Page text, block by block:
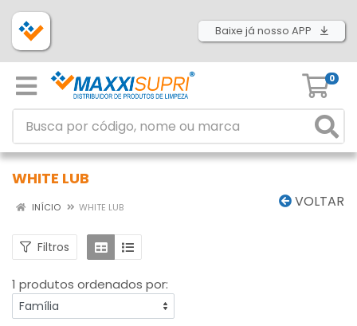
Baixe já nosso APP
0
WHITE LUB
VOLTAR
INÍCIO WHITE LUB
Filtros
1 produtos ordenados por: